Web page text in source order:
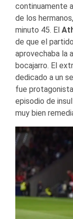
continuamente
de los
minuto 45. El
de que el
aprovechaba la
bocajarro. El
dedicado a un
fue
episodio de
muy bien